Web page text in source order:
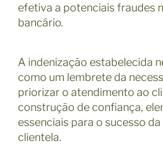
efetiva a potenciais fraudes
bancário.
A indenização estabelecida
como um lembrete da
priorizar o atendimento ao
construção de confiança,
essenciais para o sucesso
clientela.